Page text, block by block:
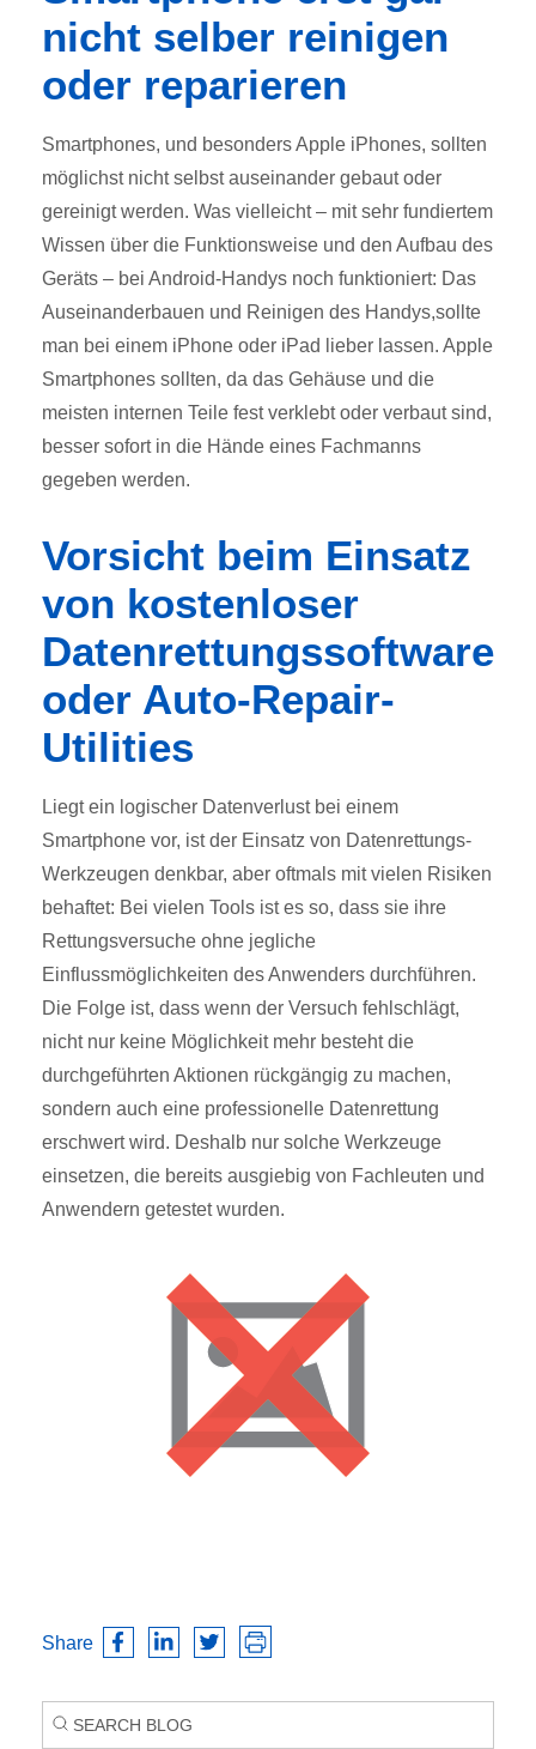
nicht selber reinigen
oder reparieren
Smartphones, und besonders Apple iPhones, sollten
möglichst nicht selbst auseinander gebaut oder
gereinigt werden. Was vielleicht – mit sehr fundiertem
Wissen über die Funktionsweise und den Aufbau des
Geräts – bei Android-Handys noch funktioniert: Das
Auseinanderbauen und Reinigen des Handys,sollte
man bei einem iPhone oder iPad lieber lassen. Apple
Smartphones sollten, da das Gehäuse und die
meisten internen Teile fest verklebt oder verbaut sind,
besser sofort in die Hände eines Fachmanns
gegeben werden.
Vorsicht beim Einsatz
von kostenloser
Datenrettungssoftware
oder Auto-Repair-
Utilities
Liegt ein logischer Datenverlust bei einem
Smartphone vor, ist der Einsatz von Datenrettungs-
Werkzeugen denkbar, aber oftmals mit vielen Risiken
behaftet: Bei vielen Tools ist es so, dass sie ihre
Rettungsversuche ohne jegliche
Einflussmöglichkeiten des Anwenders durchführen.
Die Folge ist, dass wenn der Versuch fehlschlägt,
nicht nur keine Möglichkeit mehr besteht die
durchgeführten Aktionen rückgängig zu machen,
sondern auch eine professionelle Datenrettung
erschwert wird. Deshalb nur solche Werkzeuge
einsetzen, die bereits ausgiebig von Fachleuten und
Anwendern getestet wurden.
Share